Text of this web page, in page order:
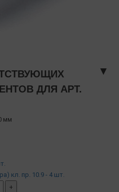
ДЛЯ АРТ.
▼
мм
кл. пр. 10.9 - 4 шт.
+